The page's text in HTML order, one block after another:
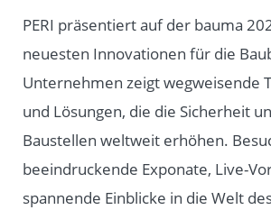
PERI präsentiert auf der bauma
neuesten Innovationen für die
Unternehmen zeigt wegweisende
und Lösungen, die die Sicherheit
Baustellen weltweit erhöhen.
beeindruckende Exponate, Live-
spannende Einblicke in die Welt